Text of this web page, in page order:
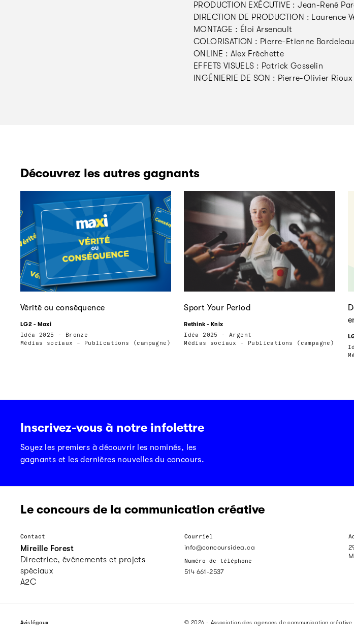
PRODUCTION EXÉCUTIVE : Jean-René
DIRECTION DE PRODUCTION : Laurence
MONTAGE : Éloi Arsenault
COLORISATION : Pierre-Etienne Bordeleau
ONLINE : Alex Fréchette
EFFETS VISUELS : Patrick Gosselin
INGÉNIERIE DE SON : Pierre-Olivier Rioux
Découvrez les autres gagnants
Vérité ou conséquence
LG2 - Maxi
Idéa 2025 - Bronze
Médias sociaux – Publications (campagne)
Sport Your Period
Rethink - Knix
Idéa 2025 - Argent
Médias sociaux – Publications (campagne)
Inscrivez-vous à notre infolettre
Soyez les premiers à découvrir les nominés, les
gagnants et les dernières nouvelles du concours.
Le concours de la communication créative
Contact
Mireille Forest
Directrice, événements et projets
spéciaux
A2C
Courriel
info@concoursidea.ca
Numéro de téléphone
514 661-2537
Avis légaux © 2026 - Association des agences de communication créative